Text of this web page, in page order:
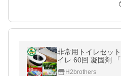
非常用トイレセッ
イレ 60回 凝固剤
レ 防災 携帯トイレ
H2brothers